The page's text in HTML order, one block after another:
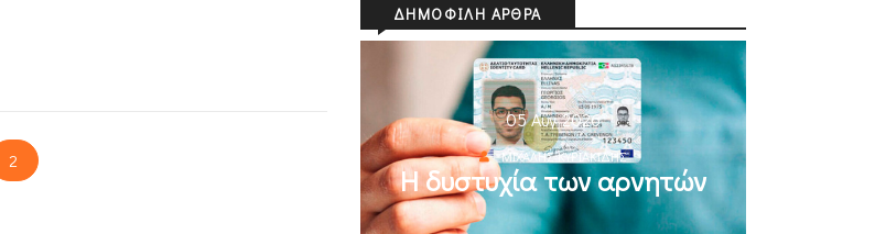
2
ΔΗΜΟΦΙΛΉ ΆΡΘΡΑ
05 Αυγ 2026
ΜΙΧΆΛΗΣ ΚΥΡΙΑΚΊΔΗΣ
Η δυστυχία των αρνητών